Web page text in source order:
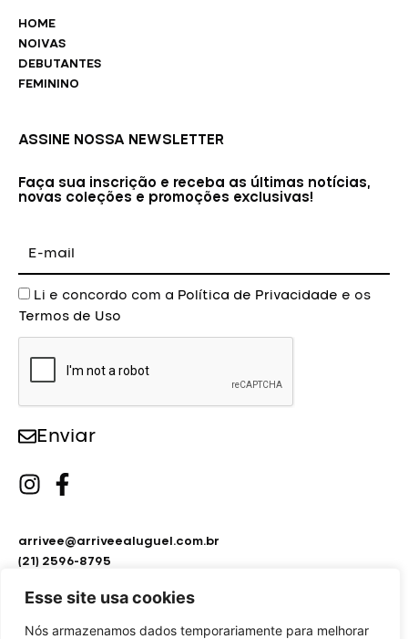
Esse site usa cookies
Nós armazenamos dados temporariamente para melhorar
HOME
NOIVAS
DEBUTANTES
FEMININO
ASSINE NOSSA NEWSLETTER
Faça sua inscrição e receba as últimas notícias,
novas coleções e promoções exclusivas!
mail
AceiteLi e concordo com a Política de Privacidade e os
Termos de Uso
Enviar
arrivee@arriveealuguel.com.br
(21) 2596-8795